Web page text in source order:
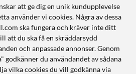
att ge dig en unik kundupplevelse
använder vi cookies. Några av dessa
ska fungera och kräver inte ditt
att du ska få en skräddarsydd
och anpassade annonser. Genom
godkänner du användandet av sådana
vilka cookies du vill godkänna via